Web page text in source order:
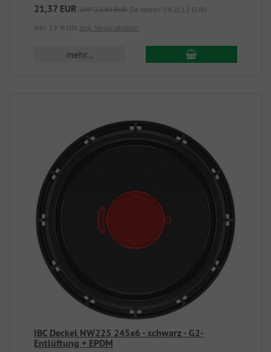
21,37 EUR UVP 22,49 EUR Sie sparen 5% (1,12 EUR)
inkl. 19 % USt zzgl. Versandkosten
mehr...
IBC Deckel NW225 245x6 - schwarz - G2-
Entlüftung + EPDM